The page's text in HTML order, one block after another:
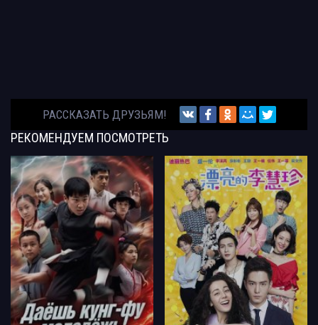
РАССКАЗАТЬ ДРУЗЬЯМ!
РЕКОМЕНДУЕМ ПОСМОТРЕТЬ